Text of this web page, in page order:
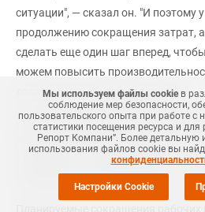
ситуации", — сказал он. "И поэтому
продолжению сокращения затрат,
сделать еще один шаг вперед,
можем повысить
должен быть обузой для группы".
В четвертом квартале BASF
до вычета разовых статей на 27,9%
1 млрд евро. "Сейчас финансовое
находится на низком уровне", —
Мы используем файлы cookieв
соблюдение мер безопасности,
пользовательского опыта при работе
статистики посещения ресурса и
Репорт Компани”. Более
использования файлов cookie вы
Настройки Cookie